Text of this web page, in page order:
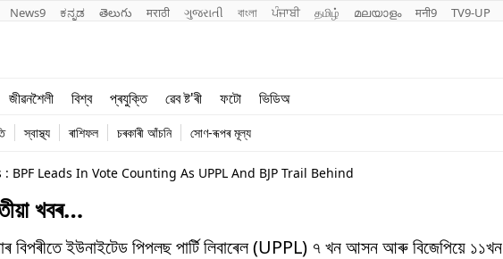
News9 ಕನ್ನಡ తెలుగు मराठी ગુજરાતી বাংলা ਪੰਜਾਬੀ தமிழ் മലയാളം मनी9 TV9-UP
জীৱনশৈলী বিশ্ব প্ৰযুক্তি ৱেব ষ্ট'ৰী ফটো ভিডিঅ
খেল
জীৱনশৈলী
স্বাস্থ্য ৰাশিফল চৰকাৰী আঁচনি সোণ-ৰূপৰ মূল্য
BPF Leads In Vote Counting As UPPL And BJP Trail Behind
খবৰ…
ইউনাইটেড পিপলছ পাৰ্টি লিবাৰেল (UPPL) ৭ খন আসন আৰু বিজেপিয়ে ১১খন